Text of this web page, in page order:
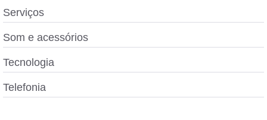
Serviços
Som e acessórios
Tecnologia
Telefonia